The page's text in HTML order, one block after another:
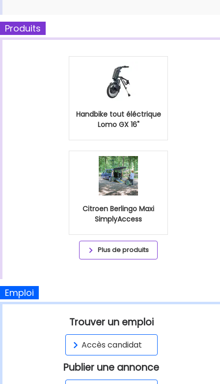
Produits
Handbike tout éléctrique
Lomo GX 16"
Citroen Berlingo Maxi
SimplyAccess
Plus de produits
Emploi
Trouver un emploi
Accès candidat
Publier une annonce